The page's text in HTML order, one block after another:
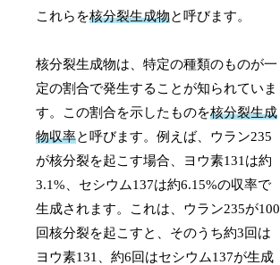
これらを核分裂生成物と呼びます。
核分裂生成物は、特定の種類のものが一
定の割合で発生することが知られていま
す。この割合を示したものを核分裂生成
物収率と呼びます。例えば、ウラン235
が核分裂を起こす場合、ヨウ素131は約
3.1%、セシウム137は約6.15%の収率で
生成されます。これは、ウラン235が100
回核分裂を起こすと、そのうち約3回は
ヨウ素131、約6回はセシウム137が生成